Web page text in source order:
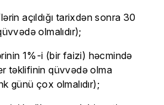
açıldığı tarixdən sonra 30
olmalıdır);
1%-i (bir faizi) həcmində
təklifinin qüvvədə olma
günü çox olmalıdır);